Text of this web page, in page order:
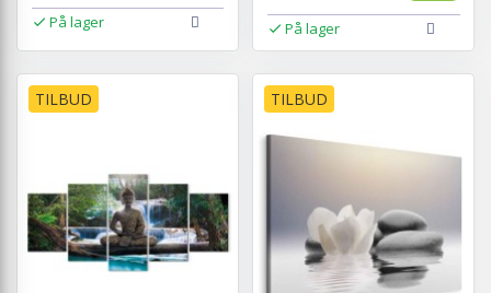
På lager På lager
TILBUD TILBUD